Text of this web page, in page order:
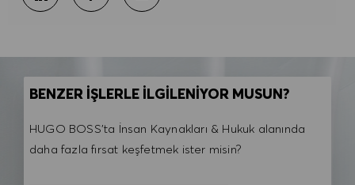
BENZER İŞLERLE İLGİLENİYOR MUSUN?
HUGO BOSS'ta İnsan Kaynakları & Hukuk alanında
daha fazla fırsat keşfetmek ister misin?